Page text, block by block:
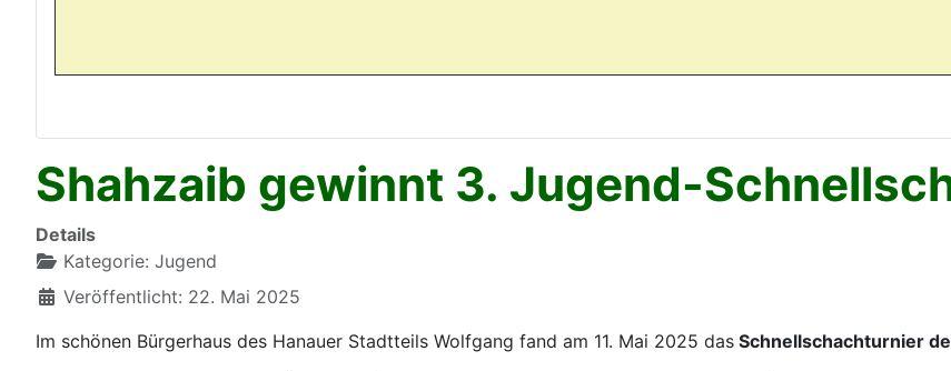
Shahzaib gewinnt 3. Jugend-
Details
Kategorie: Jugend
Veröffentlicht: 22. Mai 2025
Im schönen Bürgerhaus des Hanauer Stadtteils Wolfgang fand am 11. Mai 2025 das Schnellschachturnier